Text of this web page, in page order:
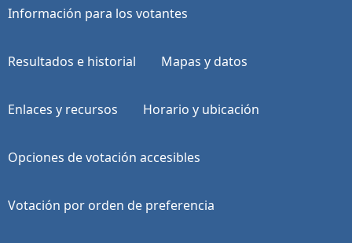
Información para los votantes
Resultados e historial Mapas y datos
Enlaces y recursos Horario y ubicación
Opciones de votación accesibles
Votación por orden de preferencia